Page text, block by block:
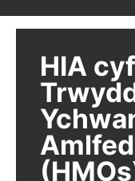
HIA